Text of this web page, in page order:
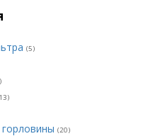
(5)
(20)